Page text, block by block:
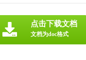
点击下载文档
文档为doc格式